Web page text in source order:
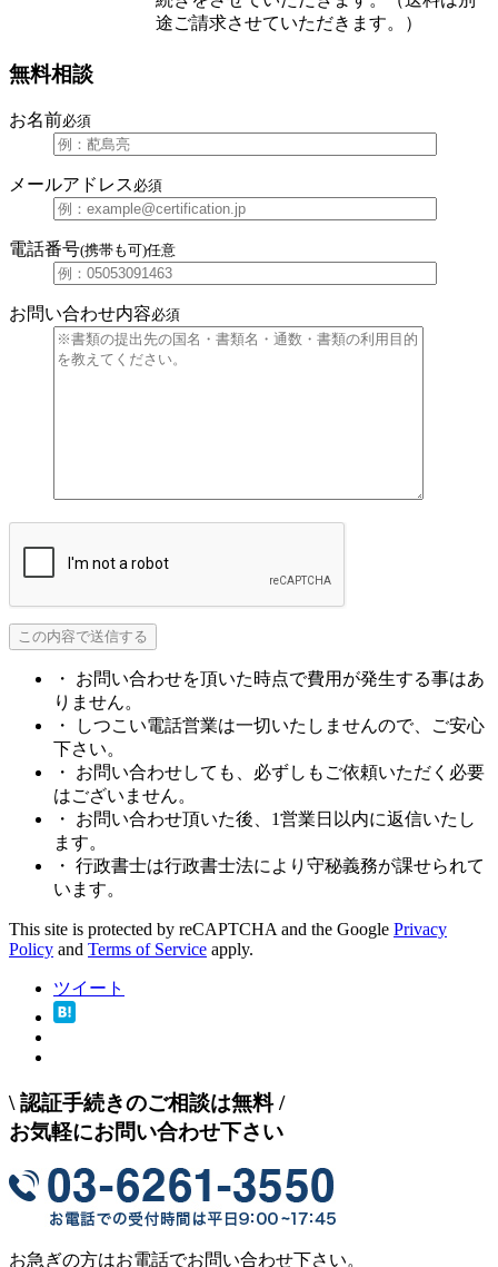
途ご請求させていただきます。）
無料相談
お名前必須
メールアドレス 必須
電話番号(携帯も可)任意
お問い合わせ内容必須
・ お問い合わせを頂いた時点で費用が発生する事はあ
りません。
・ しつこい電話営業は一切いたしませんので、ご安心
下さい。
・ お問い合わせしても、必ずしもご依頼いただく必要
はございません。
・ お問い合わせ頂いた後、1営業日以内に返信いたし
ます。
・ 行政書士は行政書士法により守秘義務が課せられて
います。
This site is protected by reCAPTCHA and the Google Privacy
Policy and Terms of Service apply.
ツイート
\ 認証手続きのご相談は無料/
お気軽にお問い合わせ下さい
お急ぎの方はお電話でお問い合わせ下さい。